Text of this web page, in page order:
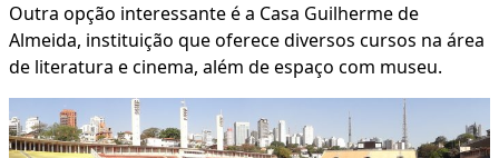
Outra opção interessante é a Casa Guilherme de
Almeida, instituição que oferece diversos cursos na área
de literatura e cinema, além de espaço com museu.